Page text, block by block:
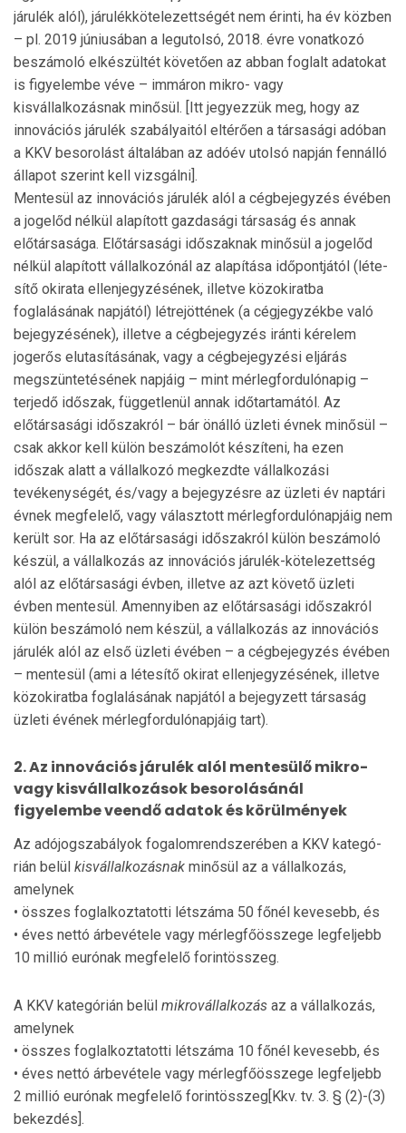
járulék alól), járulék­kötelezettségét nem érinti, ha év közben
– pl. 2019 júniusában a legutolsó, 2018. évre vonatkozó
beszámoló elkészültét követően az abban foglalt adatokat
is figyelembe véve – immáron mikro- vagy
kisvállalkozásnak minősül. [Itt jegyezzük meg, hogy az
innovációs járulék szabályaitól eltérően a társasági adóban
a KKV besorolást általában az adóév utolsó napján fennálló
állapot szerint kell vizsgálni].
Mentesül az innovációs járulék alól a cégbejegyzés évé­ben
a jogelőd nélkül alapított gazdasági társaság és annak
előtársasága. Előtársasági időszaknak minősül a jogelőd
nél­kül alapított vállalkozónál az alapítása időpontjától (léte­
sítő okirata ellenjegyzésének, illetve közokiratba
foglalásának napjától) létrejöttének (a cégjegyzékbe való
be­jegy­zésének), illetve a cégbejegyzés iránti kérelem
jogerős elutasításának, vagy a cégbejegyzési eljárás
megszün­teté­sének napjáig – mint mérlegfordulónapig –
terjedő időszak, függetlenül annak időtartamától. Az
előtársasági időszakról – bár önálló üzleti évnek minősül –
csak akkor kell külön beszámolót készíteni, ha ezen
időszak alatt a vál­lalkozó megkezdte vállalkozási
tevékenységét, és/vagy a be­jegyzésre az üzleti év naptári
évnek megfelelő, vagy vá­lasz­tott mérlegfordulónapjáig nem
került sor. Ha az elő­társasági időszakról külön beszámoló
készül, a vállalkozás az innovációs járulék-kötelezettség
alól az előtársasági év­ben, illetve az azt követő üzleti
évben mentesül. Amennyi­ben az előtár­sasági időszakról
külön beszámoló nem ké­szül, a vállalkozás az innovációs
járulék alól az első üzleti évében – a cégbejegyzés évében
– mentesül (ami a létesítő okirat ellenjegyzé­sének, illetve
közokiratba foglalásának napjától a bejegyzett társaság
üzleti évének mérleg­fordu­lónapjáig tart).
2. Az innovációs járulék alól mentesülő mikro-
vagy kisvállalkozások besorolásánál
figyelembe veendő adatok és körülmények
Az adójogszabályok fogalomrendszerében a KKV kategó­
rián belül kisvállalkozásnak minősül az a vállalkozás,
amelynek
• összes foglalkoztatotti létszáma 50 főnél kevesebb, és
• éves nettó árbevétele vagy mérlegfőösszege legfeljebb
10 millió eurónak megfelelő forintösszeg.
A KKV kategórián belül mikrovállalkozás az a vál­lalkozás,
amelynek
• összes foglalkoztatotti létszáma 10 főnél ke­ve­sebb, és
• éves nettó árbevétele vagy mérlegfőösszege leg­feljebb
2 millió eurónak megfelelő forintösszeg[Kkv. tv. 3. § (2)-(3)
bekezdés].